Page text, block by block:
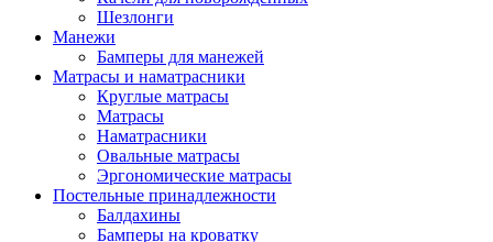
Шезлонги
Манежи
Бамперы для манежей
Матрасы и наматрасники
Круглые матрасы
Матрасы
Наматрасники
Овальные матрасы
Эргономические матрасы
Постельные принадлежности
Балдахины
Бамперы на кроватку